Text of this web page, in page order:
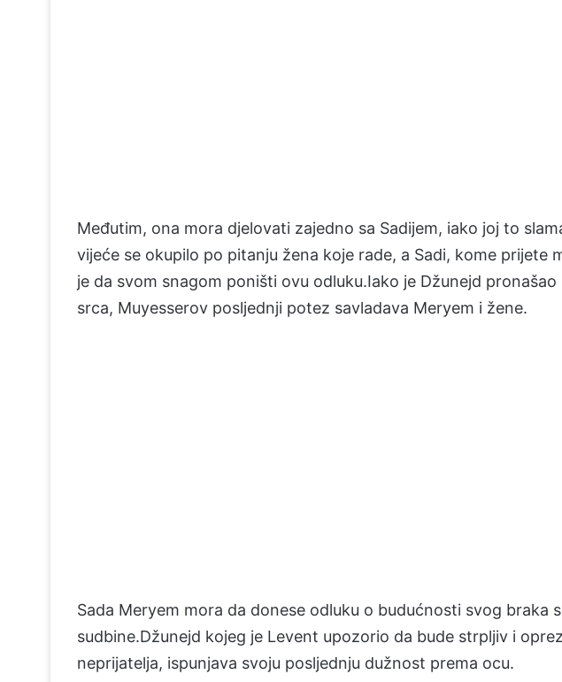
Međutim, ona mora djelovati zajedno sa Sadijem, iako joj to
vijeće se okupilo po pitanju žena koje rade, a Sadi, kome prijete
je da svom snagom poništi ovu odluku.Iako je Džunejd
srca, Muyesserov posljednji potez savladava Meryem i žene.
Sada Meryem mora da donese odluku o budućnosti svog braka
sudbine.Džunejd kojeg je Levent upozorio da bude strpljiv i
neprijatelja, ispunjava svoju posljednju dužnost prema ocu.